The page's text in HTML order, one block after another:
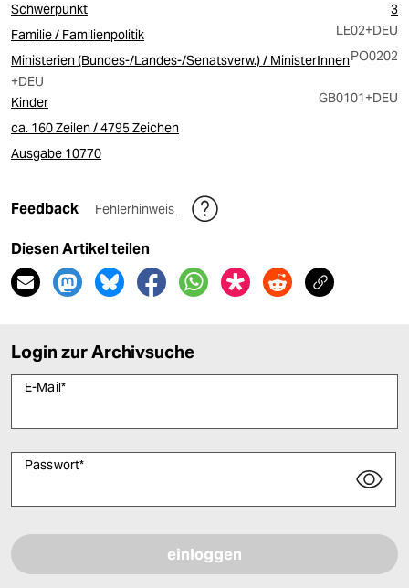
Schwerpunkt
3
Familie / Familienpolitik
LE02+DEU
Ministerien (Bundes-/Landes-/Senatsverw.) / MinisterInnenPO0202
+DEU
Kinder
GB0101+DEU
ca. 160 Zeilen / 4795 Zeichen
Ausgabe 10770
Feedback Fehlerhinweis
Diesen Artikel teilen
Login zur Archivsuche
E-Mail*
Passwort*